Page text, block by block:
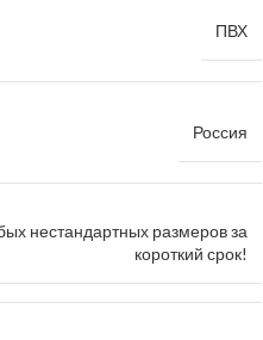
ПВХ
Россия
нестандартных размеров за
короткий срок!